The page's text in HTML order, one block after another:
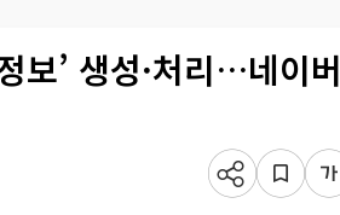
보’ 생성·처리…네이버